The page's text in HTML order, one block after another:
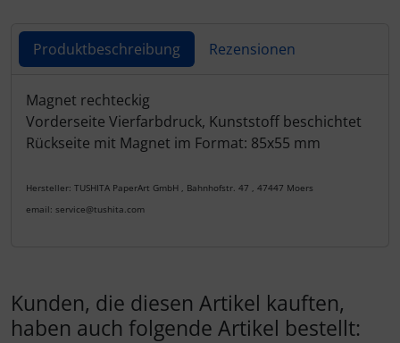
Produktbeschreibung Rezensionen
Produktbeschreibung
Magnet rechteckig
Vorderseite Vierfarbdruck, Kunststoff beschichtet
Rückseite mit Magnet im Format: 85x55 mm
Hersteller: TUSHITA PaperArt GmbH , Bahnhofstr. 47 , 47447 Moers
email: service@tushita.com
Kunden, die diesen Artikel kauften,
haben auch folgende Artikel bestellt: